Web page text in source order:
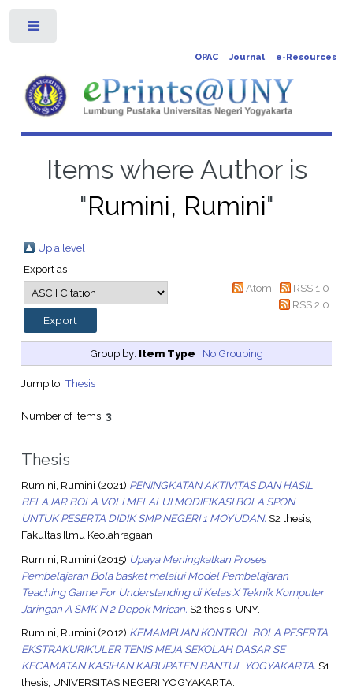
OPAC Journal e-Resources
Items where Author is
"Rumini, Rumini"
Up a level
Export as
Atom
RSS 1.0
RSS 2.0
Group by: Item Type | No Grouping
Jump to: Thesis
Number of items: 3.
Thesis
Rumini, Rumini (2021) PENINGKATAN AKTIVITAS DAN HASIL
BELAJAR BOLA VOLI MELALUI MODIFIKASI BOLA SPON
UNTUK PESERTA DIDIK SMP NEGERI 1 MOYUDAN. S2 thesis,
Fakultas Ilmu Keolahragaan.
Rumini, Rumini (2015) Upaya Meningkatkan Proses
Pembelajaran Bola basket melalui Model Pembelajaran
Teaching Game For Understanding di Kelas X Teknik Komputer
Jaringan A SMK N 2 Depok Mrican. S2 thesis, UNY.
Rumini, Rumini (2012) KEMAMPUAN KONTROL BOLA PESERTA
EKSTRAKURIKULER TENIS MEJA SEKOLAH DASAR SE
KECAMATAN KASIHAN KABUPATEN BANTUL YOGYAKARTA. S1
thesis, UNIVERSITAS NEGERI YOGYAKARTA.